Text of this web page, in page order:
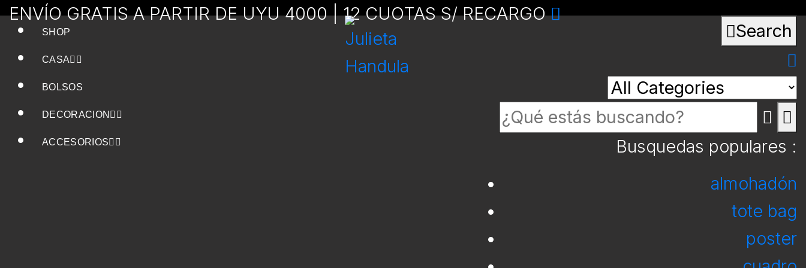
ENVÍO GRATIS A PARTIR DE UYU 4000 | 12 CUOTAS S/ RECARGO
SHOP
CASA
BOLSOS
DECORACION
ACCESORIOS
Search
Busquedas populares :
almohadón
tote bag
poster